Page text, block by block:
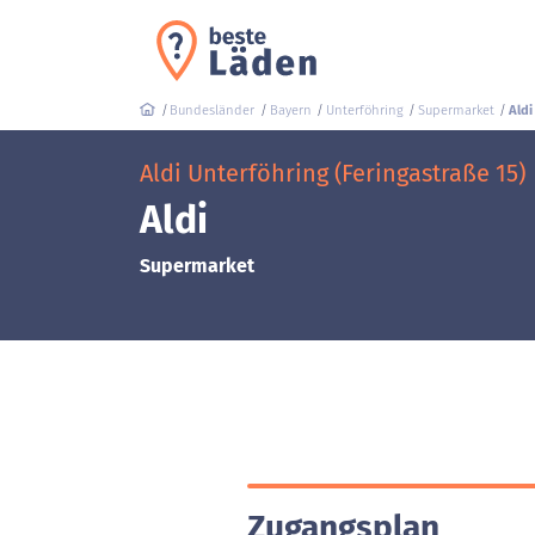
Bundesländer Bayern Unterföhring Supermarket Aldi
Aldi Unterföhring (Feringastraße 15)
Aldi
Supermarket